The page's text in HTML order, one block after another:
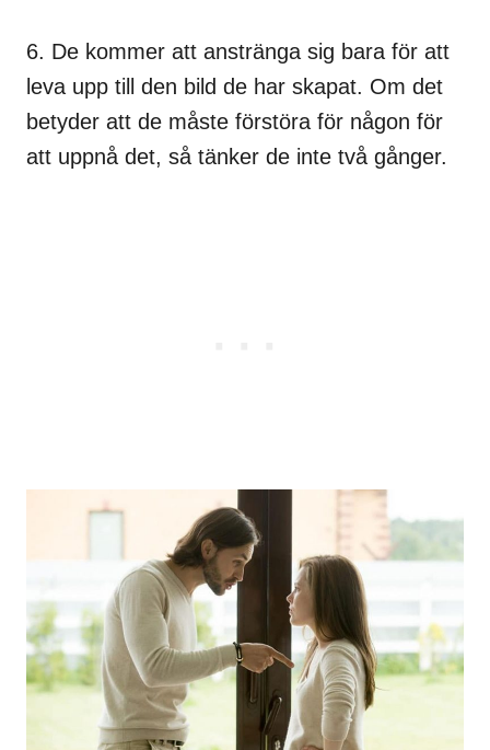
6. De kommer att anstränga sig bara för att
leva upp till den bild de har skapat. Om det
betyder att de måste förstöra för någon för
att uppnå det, så tänker de inte två gånger.